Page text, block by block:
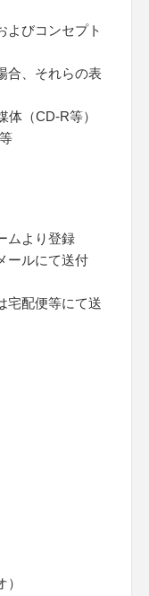
よびコンセプト
合、それらの表
体（CD-R等）
ムより登録
ールにて送付
宅配便等にて送